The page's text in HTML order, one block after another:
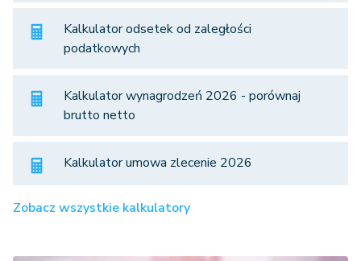
Kalkulator odsetek od zaległości
podatkowych
Kalkulator wynagrodzeń 2026 - porównaj
brutto netto
Kalkulator umowa zlecenie 2026
Zobacz wszystkie kalkulatory